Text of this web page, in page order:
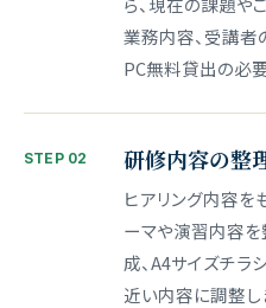
業務内容、受講者
PC無料貸出の必
STEP 02 研修内容の整
ヒアリング内容を
ーマや演習内容を
成、A4サイズチラ
近い内容に調整し